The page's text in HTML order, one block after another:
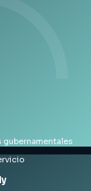
gubernamentales